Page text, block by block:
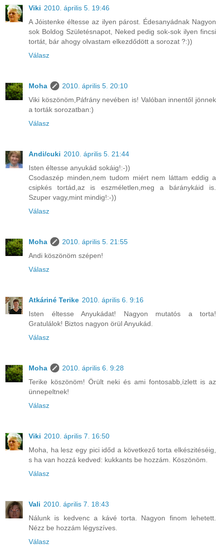
Viki 2010. április 5. 19:46
A Jóistenke éltesse az ilyen párost. Édesanyádnak Nagyon
sok Boldog Születésnapot, Neked pedig sok-sok ilyen fincsi
tortát, bár ahogy olvastam elkezdődött a sorozat ?:))
Válasz
Moha
2010. április 5. 20:10
Viki köszönöm,Páfrány nevében is! Valóban innentől jönnek
a torták sorozatban:)
Válasz
Andi/cuki 2010. április 5. 21:44
Isten éltesse anyukád sokáig!:-))
Csodaszép minden,nem tudom miért nem láttam eddig a
csipkés tortád,az is eszméletlen,meg a báránykáid is.
Szuper vagy,mint mindig!:-))
Válasz
Moha
2010. április 5. 21:55
Andi köszönöm szépen!
Válasz
Atkáriné Terike 2010. április 6. 9:16
Isten éltesse Anyukádat! Nagyon mutatós a torta!
Gratulálok! Biztos nagyon örül Anyukád.
Válasz
Moha
2010. április 6. 9:28
Terike köszönöm! Örült neki és ami fontosabb,ízlett is az
ünnepeltnek!
Válasz
Viki 2010. április 7. 16:50
Moha, ha lesz egy pici időd a következő torta elkészitéséig,
s ha van hozzá kedved: kukkants be hozzám. Köszönöm.
Válasz
Vali 2010. április 7. 18:43
Nálunk is kedvenc a kávé torta. Nagyon finom lehetett.
Nézz be hozzám légyszíves.
Válasz